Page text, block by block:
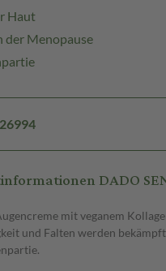
Haut
der Menopause
DADO
mit veganem
und Falten werden